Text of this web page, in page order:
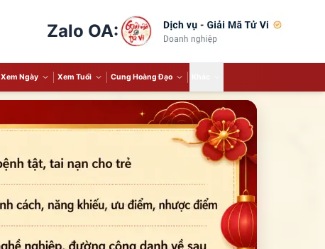
Zalo OA:
Xem Ngày Xem Tuổi Cung Hoàng Đạo